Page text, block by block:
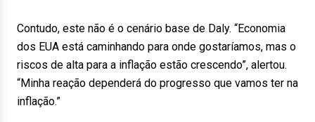
Contudo, este não é o cenário base de Daly. “Economia
dos EUA está caminhando para onde gostaríamos, mas o
riscos de alta para a inflação estão crescendo”, alertou.
“Minha reação dependerá do progresso que vamos ter na
inflação.”